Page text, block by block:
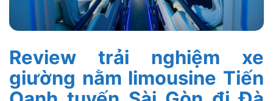
Review trải nghiệm xe
giường nằm limousine Tiến